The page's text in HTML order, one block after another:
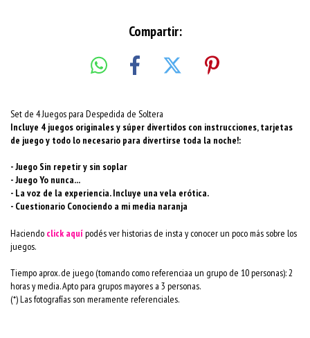
Compartir:
Set de 4 Juegos para Despedida de Soltera
Incluye 4 juegos originales y súper divertidos con instrucciones, tarjetas
de juego y todo lo necesario para divertirse toda la noche!:
- Juego Sin repetir y sin soplar
- Juego Yo nunca...
- La voz de la experiencia. Incluye una vela erótica.
- Cuestionario Conociendo a mi media naranja
Haciendo click aquípodés ver historias de insta y conocer un poco más sobre los
juegos.
Tiempo aprox. de juego (tomando como referenciaa un grupo de 10 personas): 2
horas y media. Apto para grupos mayores a 3 personas.
(*) Las fotografías son meramente referenciales.